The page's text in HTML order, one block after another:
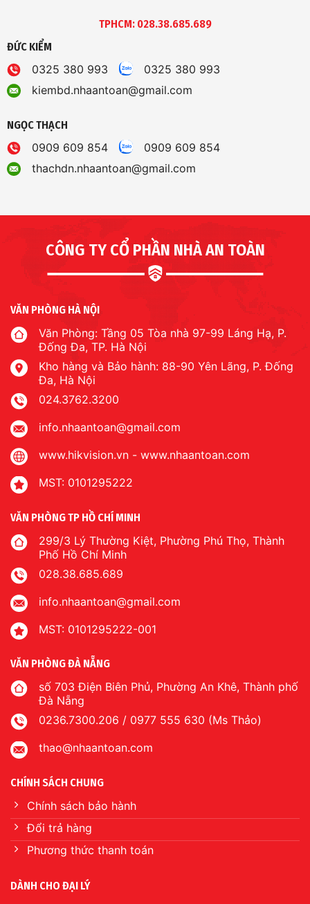
TPHCM: 028.38.685.689
ĐỨC KIỂM
0325 380 993
0325 380 993
kiembd.nhaantoan@gmail.com
NGỌC THẠCH
0909 609 854
0909 609 854
thachdn.nhaantoan@gmail.com
CÔNG TY CỔ PHẦN NHÀ AN TOÀN
VĂN PHÒNG HÀ NỘI
Văn Phòng: Tầng 05 Tòa nhà 97-99 Láng Hạ, P.
Đống Đa, TP. Hà Nội
Kho hàng và Bảo hành: 88-90 Yên Lãng, P. Đống
Đa, Hà Nội
024.3762.3200
info.nhaantoan@gmail.com
www.hikvision.vn - www.nhaantoan.com
MST: 0101295222
VĂN PHÒNG TP HỒ CHÍ MINH
299/3 Lý Thường Kiệt, Phường Phú Thọ, Thành
Phố Hồ Chí Minh
028.38.685.689
info.nhaantoan@gmail.com
MST: 0101295222-001
VĂN PHÒNG ĐÀ NẴNG
số 703 Điện Biên Phủ, Phường An Khê, Thành phố
Đà Nẵng
0236.7300.206 / 0977 555 630 (Ms Thảo)
thao@nhaantoan.com
CHÍNH SÁCH CHUNG
Chính sách bảo hành
Đổi trả hàng
Phương thức thanh toán
DÀNH CHO ĐẠI LÝ